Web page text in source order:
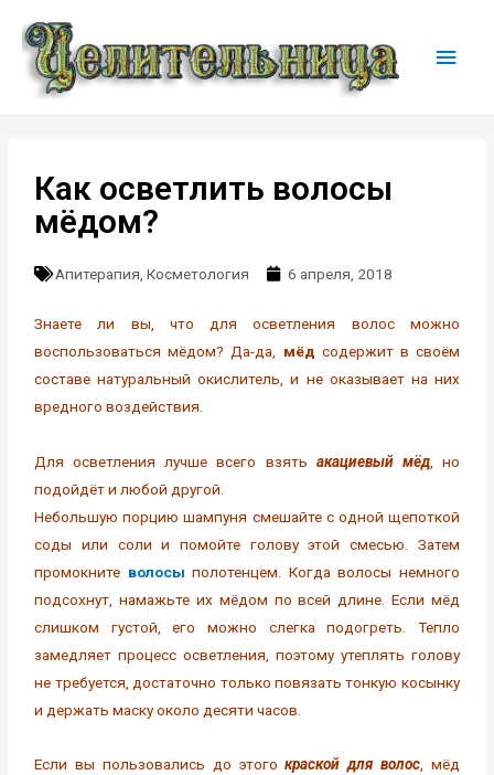
Как осветлить волосы
мёдом?
Апитерапия ,Косметология 6 апреля, 2018
Знаете ли вы, что для осветления волос можно
воспользоваться мёдом? Да-да, мёд содержит в своём
составе натуральный окислитель, и не оказывает на них
вредного воздействия.
Для осветления лучше всего взять акациевый мёд, но
подойдёт и любой другой.
Небольшую порцию шампуня смешайте с одной щепоткой
соды или соли и помойте голову этой смесью. Затем
промокните волосы полотенцем. Когда волосы немного
подсохнут, намажьте их мёдом по всей длине. Если мёд
слишком густой, его можно слегка подогреть. Тепло
замедляет процесс осветления, поэтому утеплять голову
не требуется, достаточно только повязать тонкую косынку
и держать маску около десяти часов.
Если вы пользовались до этогокраской для волос , мёд